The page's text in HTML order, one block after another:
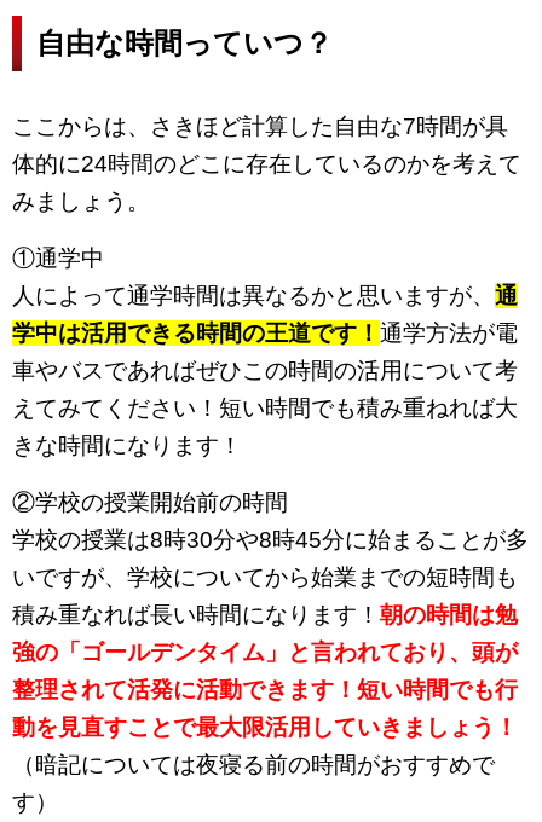
自由な時間っていつ？
ここからは、さきほど計算した自由な7時間が具
体的に24時間のどこに存在しているのかを考えて
みましょう。
①通学中
人によって通学時間は異なるかと思いますが、 通
学中は活用できる時間の王道です！ 通学方法が電
車やバスであればぜひこの時間の活用について考
えてみてください！短い時間でも積み重ねれば大
きな時間になります！
②学校の授業開始前の時間
学校の授業は8時30分や8時45分に始まることが多
いですが、学校についてから始業までの短時間も
積み重なれば長い時間になります！ 朝の時間は勉
強の「ゴールデンタイム」と言われており、頭が
整理されて活発に活動できます！ 短い時間でも行
動を見直すことで最大限活用していきましょう！
（暗記については夜寝る前の時間がおすすめで
す）